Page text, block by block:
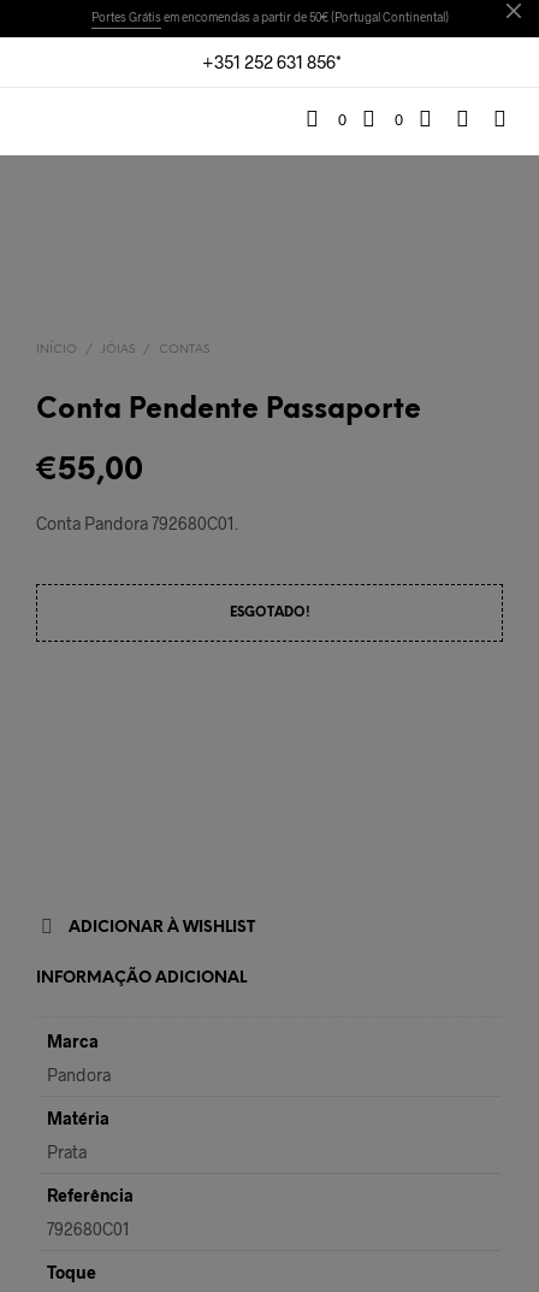
Portes Grátisem encomendas a partir de 50€ (Portugal Continental)
+351 252 631 856*
0 0
INÍCIO / JÓIAS / CONTAS
Conta Pendente Passaporte
€55,00
Conta Pandora 792680C01
ESGOTADO!
ADICIONAR À WISHLIST
INFORMAÇÃO ADICIONAL
Marca
Pandora
Matéria
Prata
Referência
792680C01
Toque